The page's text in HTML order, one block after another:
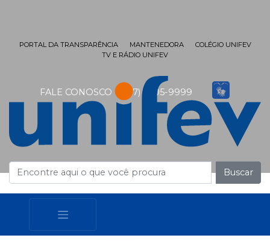
FALE CONOSCO (17) 3405-9999
PORTAL DA TRANSPARÊNCIA MANTENEDORA
COLÉGIO UNIFEV
TV E RÁDIO UNIFEV
Buscar